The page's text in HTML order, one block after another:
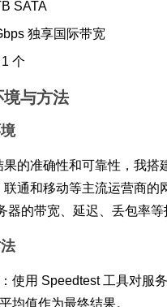
SATA
独享国际带宽
1 个
与方法
果的准确性和可靠性，我
联通和移动等主流运营商的
器的带宽、延迟、丢包率等
：使用 Speedtest 工具对服
均值作为最终结果。